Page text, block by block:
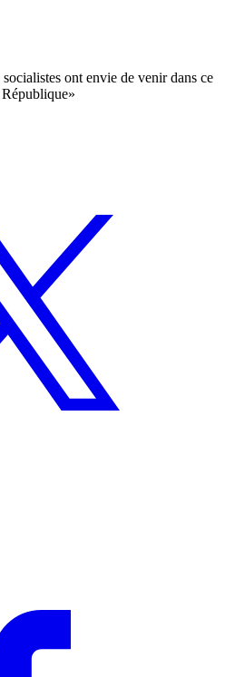
ont envie de venir dans ce